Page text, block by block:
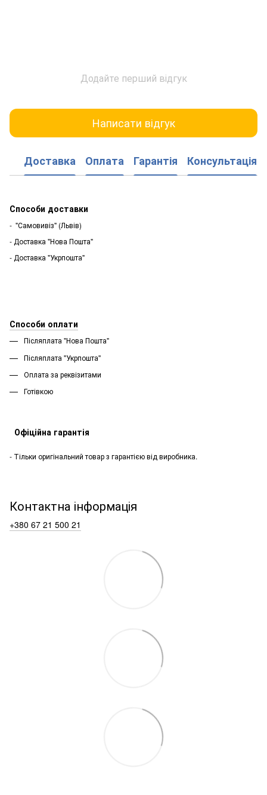
Додайте перший відгук
Написати відгук
Доставка Оплата Гарантія Консультація
Способи доставки
- "Самовивіз" (Львів)
- Доставка "Нова Пошта"
- Доставка "Укрпошта"
Способи оплати
Післяплата "Нова Пошта"
Післяплата "Укрпошта''
Оплата за реквізитами
Готівкою
Офіційна гарантія
- Тільки оригінальний товар з гарантією від виробника.
Контактна інформація
+380 67 21 500 21